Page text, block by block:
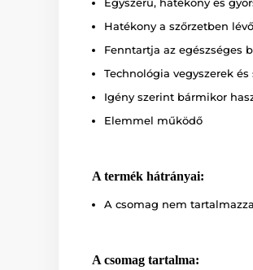
Hatékony a szőrzetben
Fenntartja az egészséges
Technológia vegyszerek
Igény szerint bármikor
Elemmel működő
A termék hátrányai:
A csomag nem
A csomag tartalma: